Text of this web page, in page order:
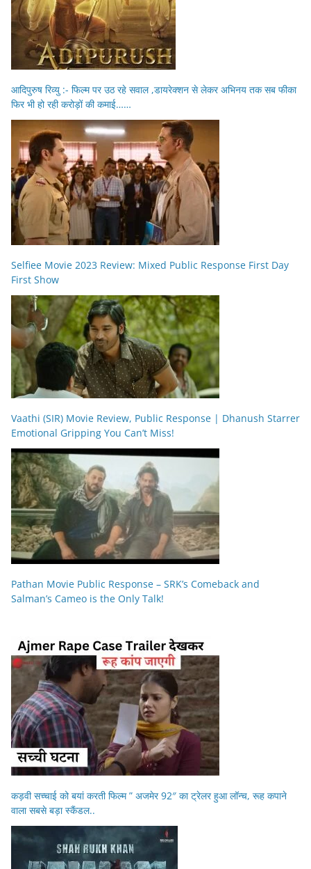
आदिपुरुष रिव्यु :- फिल्म पर उठ रहे सवाल ,डायरेक्शन से लेकर अभिनय तक सब फीका
फिर भी हो रही करोड़ों की कमाई……
Selfiee Movie 2023 Review: Mixed Public Response First Day
First Show
Vaathi (SIR) Movie Review, Public Response | Dhanush Starrer
Emotional Gripping You Can’t Miss!
Pathan Movie Public Response – SRK’s Comeback and
Salman’s Cameo is the Only Talk!
कड़वी सच्चाई को बयां करती फिल्म ” अजमेर 92″ का ट्रेलर हुआ लॉन्च, रूह कपाने
वाला सबसे बड़ा स्कैंडल..